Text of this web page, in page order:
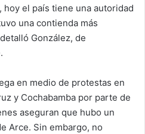
el país tiene una autoridad
una contienda más
González, de
en medio de protestas en
y Cochabamba por parte de
aseguran que hubo un
Arce. Sin embargo, no